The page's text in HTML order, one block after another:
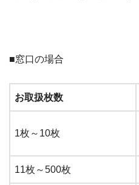
■窓口の場合
お取扱枚数
1枚～10枚
11枚～500枚